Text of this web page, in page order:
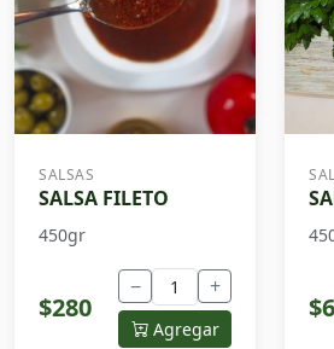
SALSAS
SALSA FILETO
450gr
$280
− +
Agregar